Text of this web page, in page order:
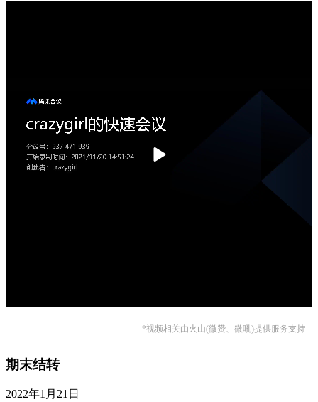
*视频相关由火山(微赞、微吼)提供服务支持
期末结转
2022年1月21日